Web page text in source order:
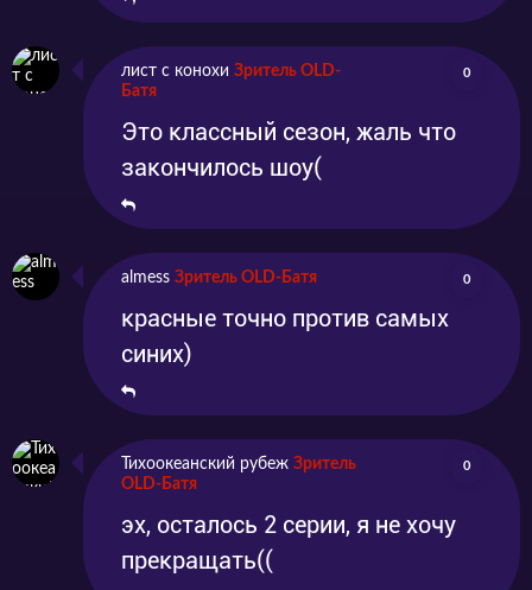
лист с конохи Зритель OLD-
Батя
0
Это классный сезон, жаль что
закончилось шоу(
almess Зритель OLD-Батя 0
красные точно против самых
синих)
Тихоокеанский рубеж Зритель
OLD-Батя
0
эх, осталось 2 серии, я не хочу
прекращать((